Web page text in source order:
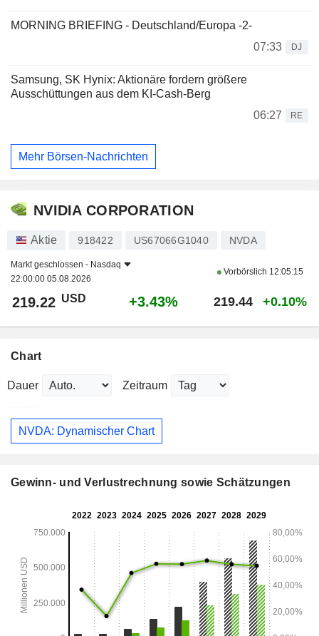
MORNING BRIEFING - Deutschland/Europa -2-
07:33
DJ
Samsung, SK Hynix: Aktionäre fordern größere
Ausschüttungen aus dem KI-Cash-Berg
06:27
RE
Mehr Börsen-Nachrichten
NVIDIA CORPORATION
Aktie 918422 US67066G1040 NVDA
Markt geschlossen - Nasdaq
22:00:00 05.08.2026
Vorbörslich 12:05:15
219.22 USD +3.43% 219.44 +0.10%
Chart
Dauer Zeitraum
NVDA: Dynamischer Chart
Gewinn- und Verlustrechnung sowie Schätzungen